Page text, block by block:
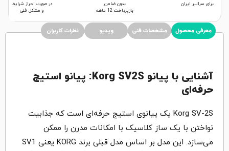
برای سراسر ایران
بدون ضامن,
بازپرداخت 12 ماهه
در صورت احراز شرایط
و مشکل فنی
معرفی محصول مشخصات فنی ویدیو نظرات کاربران
آشنایی با پیانو Korg SV2S: پیانو استیج
حرفه‌ای
Korg SV-2S یک پیانوی استیج حرفه‌ای است که جذابیت
نواختن با یک ساز کلاسیک با امکانات مدرن را ممکن
می‌سازد. این مدل بر اساس مدل قبلی برند KORG یعنی SV1